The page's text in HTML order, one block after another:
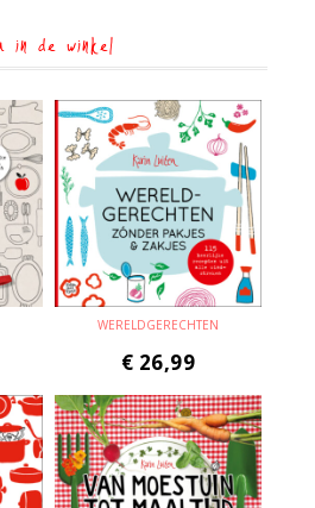
in de winkel
WERELDGERECHTEN
€ 26,99